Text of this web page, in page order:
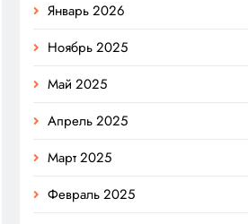
Январь 2026
Ноябрь 2025
Май 2025
Апрель 2025
Март 2025
Февраль 2025